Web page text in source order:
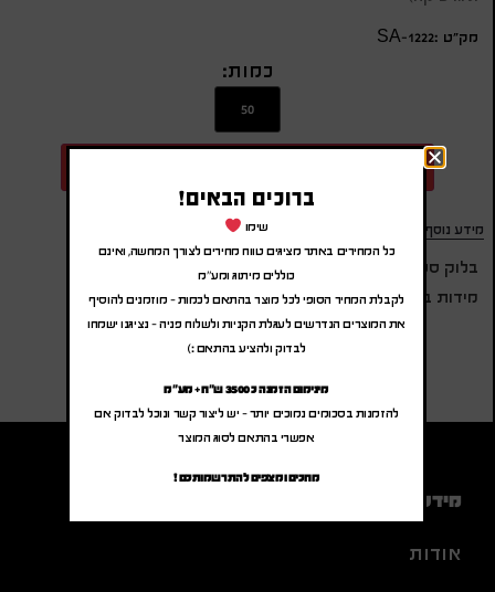
מק״ט :SA-1222
כמות:
מידע נוסף
בלוק ספירלה עם סט דבקיות ועט
מידות בס"מ: 1.5×14.5×18
מידע נוסף
אודות
ברוכים הבאים!
שימו
כל המחירים באתר מציגים טווח מחירים לצורך המחשה, ואינם
כוללים מיתוג ומע"מ
לקבלת המחיר הסופי לכל מוצר בהתאם לכמות – מוזמנים להוסיף
את המוצרים הנדרשים לעגלת הקניות ולשלוח פניה – נציגנו ישמחו
לבדוק ולהציע בהתאם :)
מינימום הזמנה כ 3500 ש"ח + מע"מ
להזמנות בסכומים נמוכים יותר – יש ליצור קשר ונוכל לבדוק אם
אפשרי בהתאם לסוג המוצר
מחכים ומצפים להתרשמותכם !